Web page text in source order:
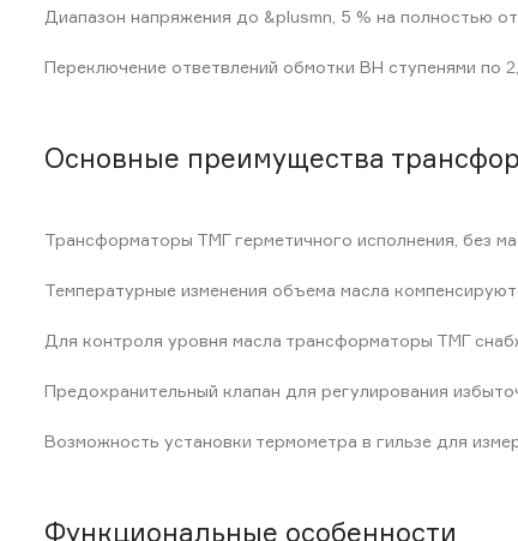
Диапазон напряжения до &plusmn, 5 % на полностью
Переключение ответвлений обмотки ВН ступенями по
Основные преимущества
Трансформаторы ТМГ герметичного исполнения, без
Температурные изменения объема масла
Для контроля уровня масла трансформаторы ТМГ
Предохранительный клапан для регулирования
Возможность установки термометра в гильзе для
Функциональные особенности